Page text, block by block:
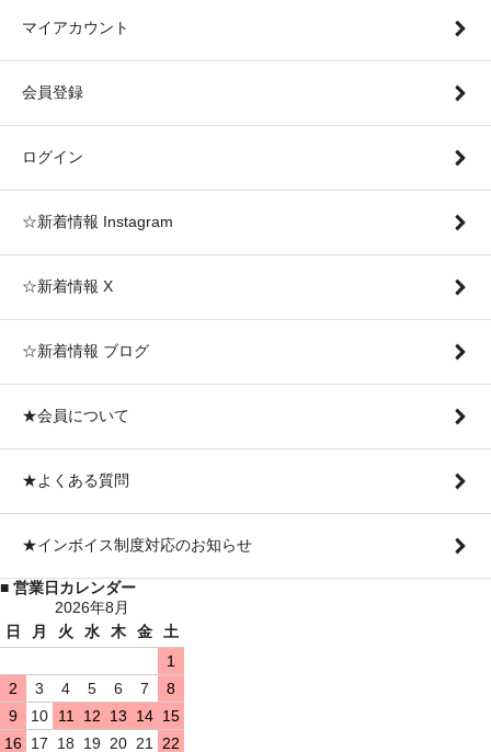
マイアカウント
会員登録
ログイン
☆新着情報 Instagram
☆新着情報 X
☆新着情報 ブログ
★会員について
★よくある質問
★インボイス制度対応のお知らせ
■ 営業日カレンダー
2026年8月
日
月 火 水 木 金
土
1
2
3 4 5 6 7
8
9
10 11 12 13 14 15
16 17 18 19 20 21 22